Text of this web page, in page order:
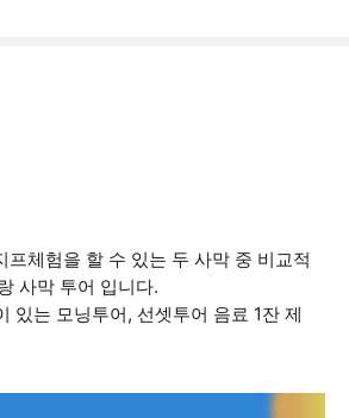
프체험을 할 수 있는 두 사막 중 비교적
사막 투어 입니다.
있는 모닝투어, 선셋투어 음료 1잔 제